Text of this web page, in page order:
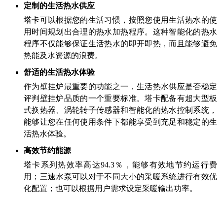
定制的生活热水供应
塔卡可以根据您的生活习惯，按照您使用生活热水的使
用时间规划出合理的热水加热程序。这种智能化的热水
程序不仅能够保证生活热水的即开即热，而且能够避免
热能及水资源的浪费。
舒适的生活热水体验
作为壁挂炉最重要的功能之一，生活热水供应是否稳定
评判壁挂炉品质的一个重要标准。塔卡配备有超大型板
式换热器、涡轮转子传感器和智能化的热水控制系统，
能够让您在任何使用条件下都能享受到充足和稳定的生
活热水体验。
高效节约能源
塔卡系列热效率高达94.3％，能够有效地节约运行费
用；三速水泵可以对于不同大小的采暖系统进行有效优
化配置；也可以根据用户需求设定采暖输出功率。